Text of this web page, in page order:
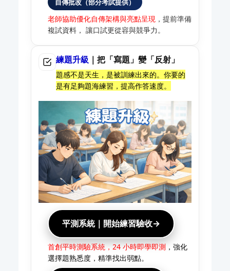
自傳批改（部分考試提供）
老師協助優化自傳架構與亮點呈現，提前準備
複試資料， 讓口試更從容與競爭力。
練題升級 ｜把「寫題」變「反射」
題感不是天生，是被訓練出來的。你要的
是有足夠題海練習，提高作答速度。
平測系統｜開始練習驗收→
首創平時測驗系統，24 小時即學即測，強化
選擇題熟悉度，精準找出弱點。